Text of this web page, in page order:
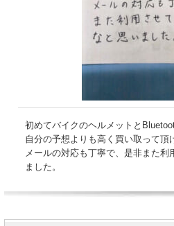
初めてバイクのヘルメットと
自分の予想よりも高く買い取って頂
メールの対応も丁寧で、是非また
ました。